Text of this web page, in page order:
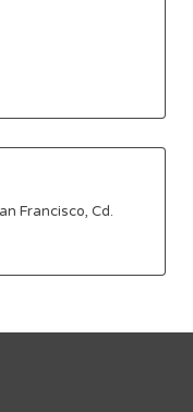
Francisco, Cd.